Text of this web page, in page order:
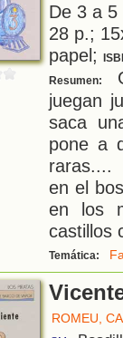
De 3 a
28 p.;
papel;
Resumen:
juegan
saca
pone a
raras....
en el
en los
castillos
Temática:
ROMEU,